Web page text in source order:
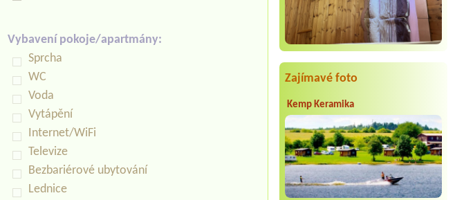
Zajímavé foto
Kemp Keramika
Vybavení pokoje/apartmány:
Sprcha
WC
Voda
Vytápění
Internet/WiFi
Televize
Bezbariérové ubytování
Lednice